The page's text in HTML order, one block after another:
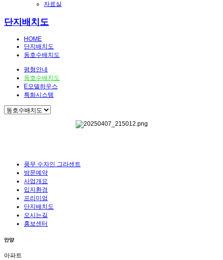
자료실
단지배치도
HOME
단지배치도
동호수배치도
평형안내
동호수배치도
E모델하우스
특화시스템
풍무 수자인 그라센트
방문예약
사업개요
입지환경
프리미엄
단지배치도
오시는길
홍보센터
안양
아파트